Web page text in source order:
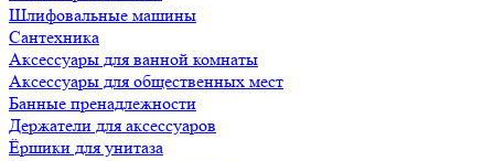
Шлифовальные машины
Сантехника
Аксессуары для ванной комнаты
Аксессуары для общественных мест
Банные пренадлежности
Держатели для аксессуаров
Ёршики для унитаза